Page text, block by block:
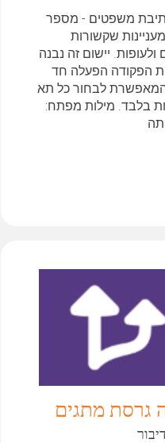
משפטים - מספר
שקשורות
ולעופות. יישום זה נבנה
הפקודה הפעלה חד
לבחור כל תא
בלבד. מילות מפתח:
גרסת מתגים